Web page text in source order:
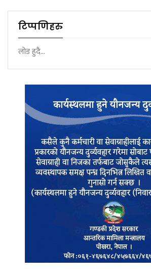
टिप्पणिहरु
लोड हुदै...